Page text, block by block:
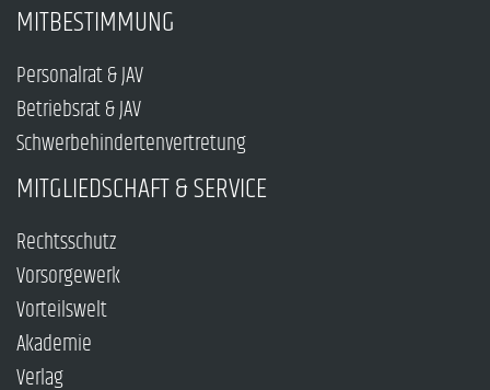
MITBESTIMMUNG
Personalrat & JAV
Betriebsrat & JAV
Schwerbehindertenvertretung
MITGLIEDSCHAFT & SERVICE
Rechtsschutz
Vorsorgewerk
Vorteilswelt
Akademie
Verlag